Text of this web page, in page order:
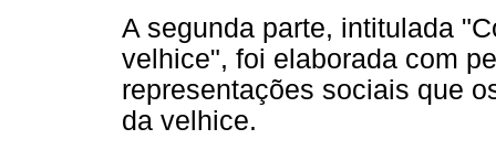
A segunda parte, intitulada
velhice", foi elaborada com
representações sociais que
da velhice.